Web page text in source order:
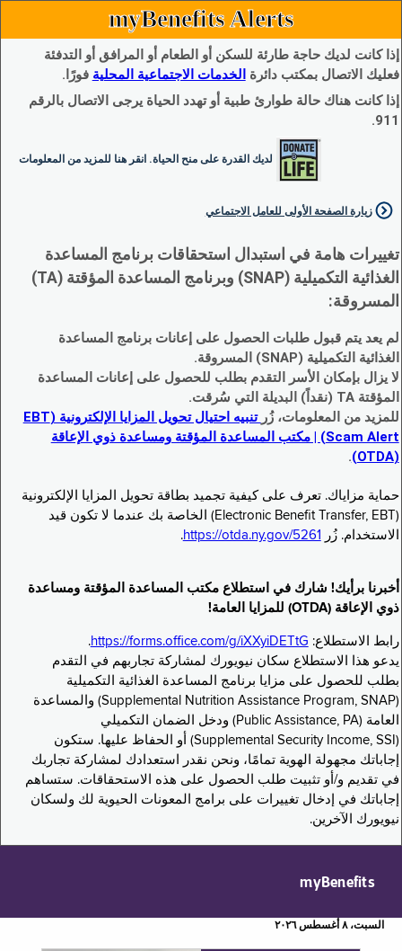
myBenefits Alerts
إذا كانت لديك حاجة طارئة للسكن أو الطعام أو المرافق أو التدفئة
فعليك الاتصال بمكتب دائرة الخدمات الاجتماعية المحلية فورًا.
إذا كانت هناك حالة طوارئ طبية أو تهدد الحياة يرجى الاتصال بالرقم
911.
لديك القدرة على منح الحياة. انقر هنا للمزيد من المعلومات
زيارة الصفحة الأولى للعامل الاجتماعي
تغييرات هامة في استبدال استحقاقات برنامج المساعدة
الغذائية التكميلية (SNAP) وبرنامج المساعدة المؤقتة (TA)
المسروقة:
لم يعد يتم قبول طلبات الحصول على إعانات برنامج المساعدة
الغذائية التكميلية (SNAP) المسروقة.
لا يزال بإمكان الأسر التقدم بطلب للحصول على إعانات المساعدة
المؤقتة TA (نقداً) البديلة التي سُرقت.
للمزيد من المعلومات، زُر
تنبيه احتيال تحويل المزايا الإلكترونية (EBT
Scam Alert) | مكتب المساعدة المؤقتة ومساعدة ذوي الإعاقة
(OTDA)
.
حماية مزاياك. تعرف على كيفية تجميد بطاقة تحويل المزايا الإلكترونية
(Electronic Benefit Transfer, EBT) الخاصة بك عندما لا تكون قيد
الاستخدام. زُر
https://otda.ny.gov/5261
.
أخبرنا برأيك! شارك في استطلاع مكتب المساعدة المؤقتة ومساعدة
ذوي الإعاقة (OTDA) للمزايا العامة!
رابط الاستطلاع: https://forms.office.com/g/iXXyiDETtG
.
يدعو هذا الاستطلاع سكان نيويورك لمشاركة تجاربهم في التقدم
بطلب للحصول على مزايا برنامج المساعدة الغذائية التكميلية
(Supplemental Nutrition Assistance Program, SNAP) والمساعدة
العامة (Public Assistance, PA) ودخل الضمان التكميلي
(Supplemental Security Income, SSI) أو الحفاظ عليها. ستكون
إجاباتك مجهولة الهوية تمامًا، ونحن نقدر استعدادك لمشاركة تجاربك
في تقديم و/أو تثبيت طلب الحصول على هذه الاستحقاقات. ستساهم
إجاباتك في إدخال تغييرات على برامج المعونات الحيوية لك ولسكان
نيويورك الآخرين.
myBenefits
السبت، ٨ أغسطس ٢٠٢٦